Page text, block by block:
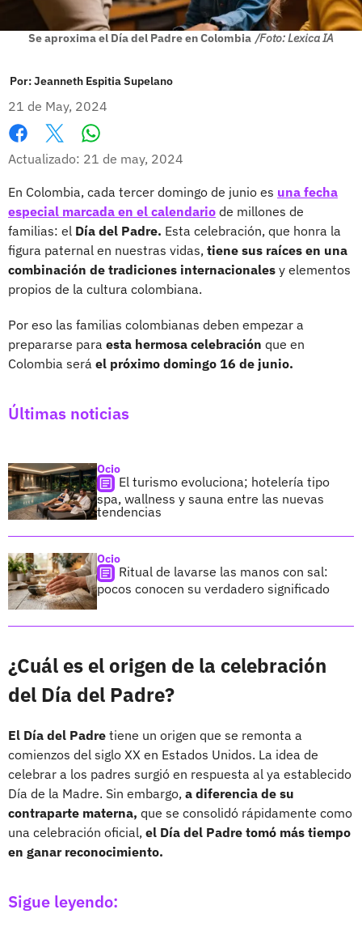
Se aproxima el Día del Padre en Colombia /Foto: Lexica IA
Por:Jeanneth Espitia Supelano
21 de May, 2024
Facebook
X
Actualizado: 21 de may, 2024
En Colombia, cada tercer domingo de junio es una fecha
especial marcada en el calendario de millones de
familias: el Día del Padre. Esta celebración, que honra la
figura paternal en nuestras vidas, tiene sus raíces en una
combinación de tradiciones internacionales y elementos
propios de la cultura colombiana.
Por eso las familias colombianas deben empezar a
prepararse para esta hermosa celebración que en
Colombia será el próximo domingo 16 de junio.
Últimas noticias
Ocio
El turismo evoluciona; hotelería tipo
spa, wallness y sauna entre las nuevas
tendencias
Ocio
Ritual de lavarse las manos con sal:
pocos conocen su verdadero significado
¿Cuál es el origen de la celebración
del Día del Padre?
El Día del Padre tiene un origen que se remonta a
comienzos del siglo XX en Estados Unidos. La idea de
celebrar a los padres surgió en respuesta al ya establecido
Día de la Madre. Sin embargo, a diferencia de su
contraparte materna, que se consolidó rápidamente como
una celebración oficial, el Día del Padre tomó más tiempo
en ganar reconocimiento.
Sigue leyendo: